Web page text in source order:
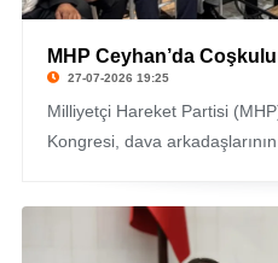
MHP Ceyhan’da
27-07-2026 19:25
Milliyetçi Hareket Partisi
Kongresi, dava